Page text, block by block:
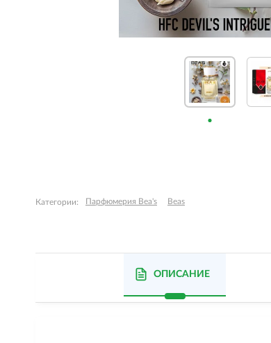
Категории: Парфюмерия Bea's Beas
ОПИСАНИЕ